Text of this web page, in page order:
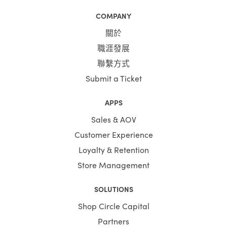
COMPANY
關於
職涯發展
聯繫方式
Submit a Ticket
APPS
Sales & AOV
Customer Experience
Loyalty & Retention
Store Management
SOLUTIONS
Shop Circle Capital
Partners